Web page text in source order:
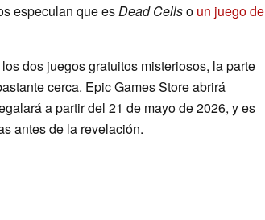
especulan que esDead Cellso un juego de
dos juegos gratuitos misteriosos, la parte
cerca. Epic Games Store abrirá
a partir del 21 de mayo de 2026, y es
antes de la revelación.